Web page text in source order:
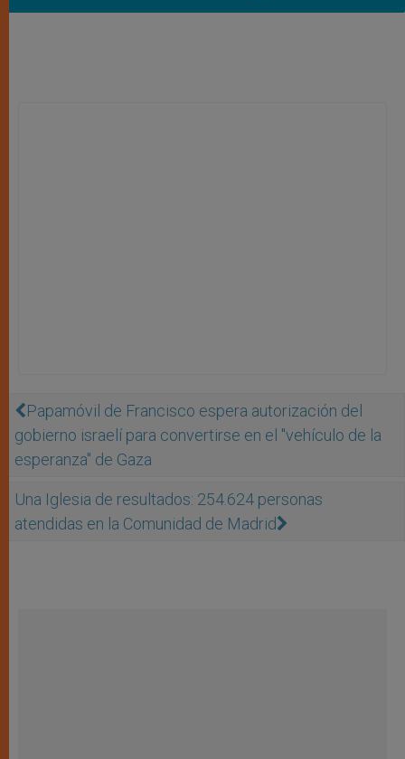
Papamóvil de Francisco espera autorización del
gobierno israelí para convertirse en el "vehículo de la
esperanza" de Gaza
Una Iglesia de resultados: 254.624 personas
atendidas en la Comunidad de Madrid